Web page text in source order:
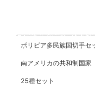
ボリビア多民族国切手セ
南アメリカの共和制国家
25種セット